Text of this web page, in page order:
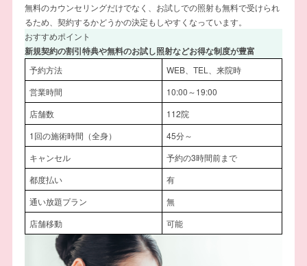
無料のカウンセリングだけでなく、お試しでの照射も無料で受けられ
るため、契約するかどうかの決定もしやすくなっています。
おすすめポイント
新規契約の割引特典や無料のお試し照射などお得な制度が豊富
予約方法
WEB、TEL、来院時
営業時間
10:00～19:00
店舗数
112院
1回の施術時間（全身）
45分～
キャンセル
予約の3時間前まで
都度払い
有
通い放題プラン
無
店舗移動
可能